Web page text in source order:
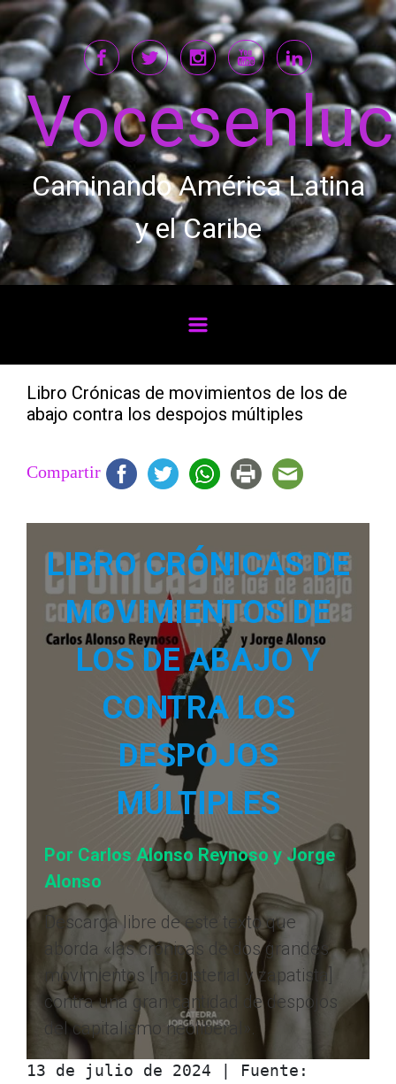
Saltar al contenido principal
Caminando América Latina
y el Caribe
Libro Crónicas de movimientos de los de
abajo contra los despojos múltiples
Compartir
LIBRO CRÓNICAS DE
MOVIMIENTOS DE
LOS DE ABAJO Y
CONTRA LOS
DESPOJOS
MÚLTIPLES
Por Carlos Alonso Reynoso y Jorge
Alonso
Descarga libre de este texto que
aborda «las crónicas de dos grandes
movimientos [magisterial y zapatista]
contra una gran cantidad de despojos
del capitalismo neoliberal».